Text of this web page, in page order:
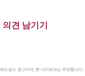
의견 남기기
드센스 광고이며, 본 사이트와는 무관합니다.